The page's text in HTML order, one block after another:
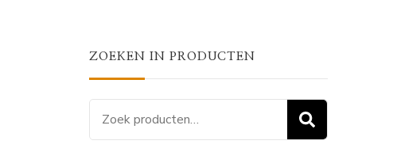
ZOEKEN IN PRODUCTEN
Zoeken
naar: